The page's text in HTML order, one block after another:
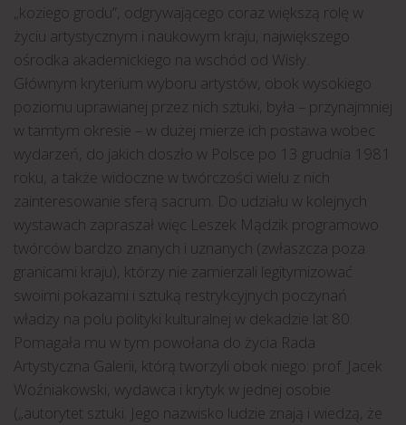
„koziego grodu”, odgrywającego coraz większą rolę w
życiu artystycznym i naukowym kraju, największego
ośrodka akademickiego na wschód od Wisły.
Głównym kryterium wyboru artystów, obok wysokiego
poziomu uprawianej przez nich sztuki, była – przynajmniej
w tamtym okresie – w dużej mierze ich postawa wobec
wydarzeń, do jakich doszło w Polsce po 13 grudnia 1981
roku, a także widoczne w twórczości wielu z nich
zainteresowanie sferą sacrum. Do udziału w kolejnych
wystawach zapraszał więc Leszek Mądzik programowo
twórców bardzo znanych i uznanych (zwłaszcza poza
granicami kraju), którzy nie zamierzali legitymizować
swoimi pokazami i sztuką restrykcyjnych poczynań
władzy na polu polityki kulturalnej w dekadzie lat 80.
Pomagała mu w tym powołana do życia Rada
Artystyczna Galerii, którą tworzyli obok niego: prof. Jacek
Woźniakowski, wydawca i krytyk w jednej osobie
(„autorytet sztuki. Jego nazwisko ludzie znają i wiedzą, że